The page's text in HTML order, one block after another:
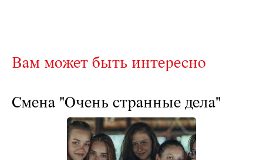
Вам может быть интересно
Смена "Очень странные дела"